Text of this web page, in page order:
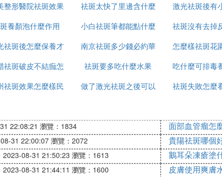
左右，具體去斑多少錢，要看本身面部斑的范圍、
在面中部比較多見；還有少許的褐青色痣，在顴骨的
錢呀
元/次。. 激光祛斑通常是按照面積算錢的，一般
爾
仁京美
用是什
整形醫院祛斑效果
怎麼樣
祛斑太快了里邊含什麼
成分
激光祛斑後有
麼回事
養顏泡什麼作用 小白祛斑筆都能點什麼
祛斑沒有去掉
怎麼辦
祛斑後怎麼保養才
恢復的好
南京祛斑多少錢必約華
美n高效
怎麼樣祛斑花
祛斑破皮不結痂怎
麼辦
祛斑要多吃什麼水果 吃什麼可排毒
祛斑效果怎麼樣民
做了激光祛斑之後可以
祛斑失敗怎麼
22:08:21 瀏覽：1834 面部血管瘤怎
31 22:00:07 瀏覽：2072 貴陽祛斑哪個
2023-08-31 21:50:23 瀏覽：1613 鵝耳朵凍瘡塗
2023-08-31 21:44:11 瀏覽：1600 皮膚使用爽膚